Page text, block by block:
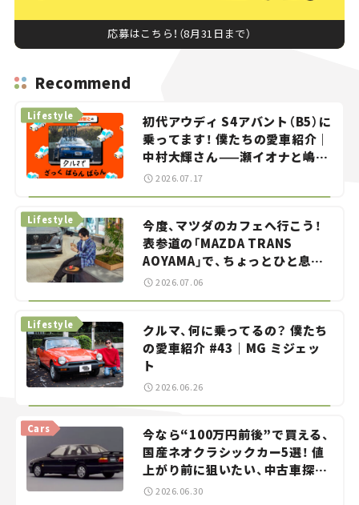
応募はこちら！（8月31日まで）
Recommend
初代アウディ S4アバント（B5）に
乗ってます！ 僕たちの愛車紹介｜
中村大輝さん——瀬イオナと嶋田
智之の「クルマでざっくばらんば
Lifestyle
2026.07.17
今度、マツダのカフェへ行こう！
表参道の「MAZDA TRANS
AOYAMA」で、ちょっとひと息。
——連載｜CCGとクルマでどうす
る？＜第13回＞
Lifestyle
2026.07.06
クルマ、何に乗ってるの？ 僕たち
の愛車紹介 #43｜MG ミジェッ
ト
Lifestyle
2026.06.26
今なら“100万円前後”で買える、
国産ネオクラシックカー5選！ 値
上がり前に狙いたい、中古車探し
をお手伝い――ちょっとイケてるマ
Cars
2026.06.30